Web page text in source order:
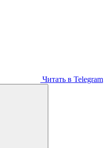
Читать в Telegram